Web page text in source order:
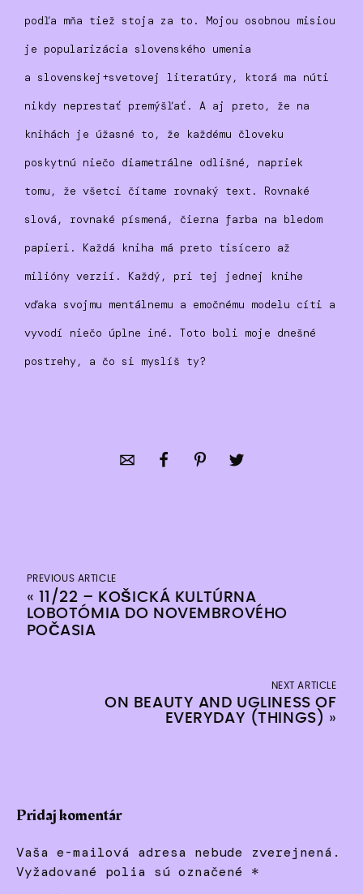
podľa mňa tiež stoja za to. Mojou osobnou misiou
je popularizácia slovenského umenia
a slovenskej+svetovej literatúry, ktorá ma núti
nikdy neprestať premýšľať. A aj preto, že na
knihách je úžasné to, že každému človeku
poskytnú niečo diametrálne odlišné, napriek
tomu, že všetci čítame rovnaký text. Rovnaké
slová, rovnaké písmená, čierna farba na bledom
papieri. Každá kniha má preto tisícero až
milióny verzií. Každý, pri tej jednej knihe
vďaka svojmu mentálnemu a emočnému modelu cíti a
vyvodí niečo úplne iné. Toto boli moje dnešné
postrehy, a čo si myslíš ty?
PREVIOUS ARTICLE
« 11/22 – KOŠICKÁ KULTÚRNA
LOBOTÓMIA DO NOVEMBROVÉHO
POČASIA
NEXT ARTICLE
ON BEAUTY AND UGLINESS OF
EVERYDAY (THINGS) »
Pridaj komentár
Vaša e-mailová adresa nebude zverejnená.
Vyžadované polia sú označené *